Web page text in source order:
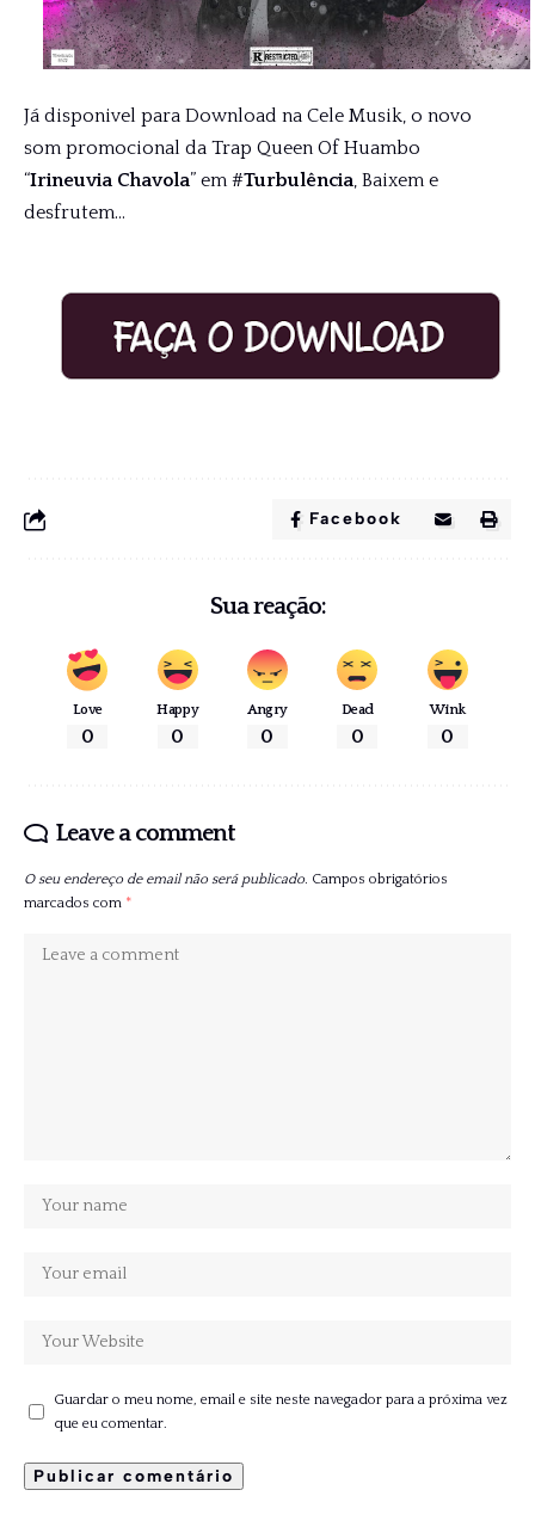
Já disponivel para Download na Cele Musik, o novo
som promocional da Trap Queen Of Huambo
“Irineuvia Chavola” em #Turbulência , Baixem e
desfrutem…
Facebook
Sua reação:
Love
0
Happy
0
Angry
0
Dead
0
Wink
0
Leave a comment
O seu endereço de email não será publicado. Campos obrigatórios
marcados com *
Guardar o meu nome, email e site neste navegador para a próxima vez
que eu comentar.